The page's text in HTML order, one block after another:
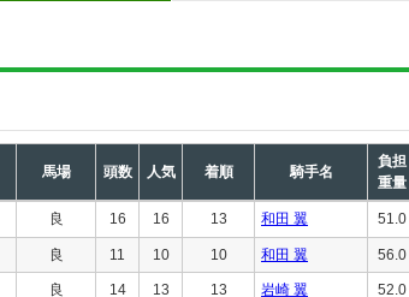
馬場 頭数 人気 着順 騎手名
負担
重量
良 16 16 13 和田 翼 51.0
良 11 10 10 和田 翼 56.0
良 14 13 13 岩崎 翼 52.0